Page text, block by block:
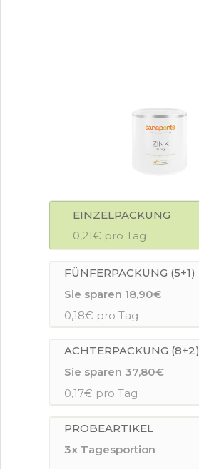
ACHTERPACKUNG (8+2)
Sie sparen 37,80€
0,17€ pro Tag
EINZELPACKUNG
0,21€ pro Tag
FÜNFERPACKUNG (5+1)
Sie sparen 18,90€
0,18€ pro Tag
PROBEARTIKEL
3x Tagesportion